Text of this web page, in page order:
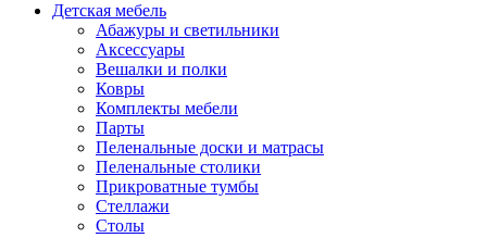
Детская мебель
Абажуры и светильники
Аксессуары
Вешалки и полки
Ковры
Комплекты мебели
Парты
Пеленальные доски и матрасы
Пеленальные столики
Прикроватные тумбы
Стеллажи
Столы